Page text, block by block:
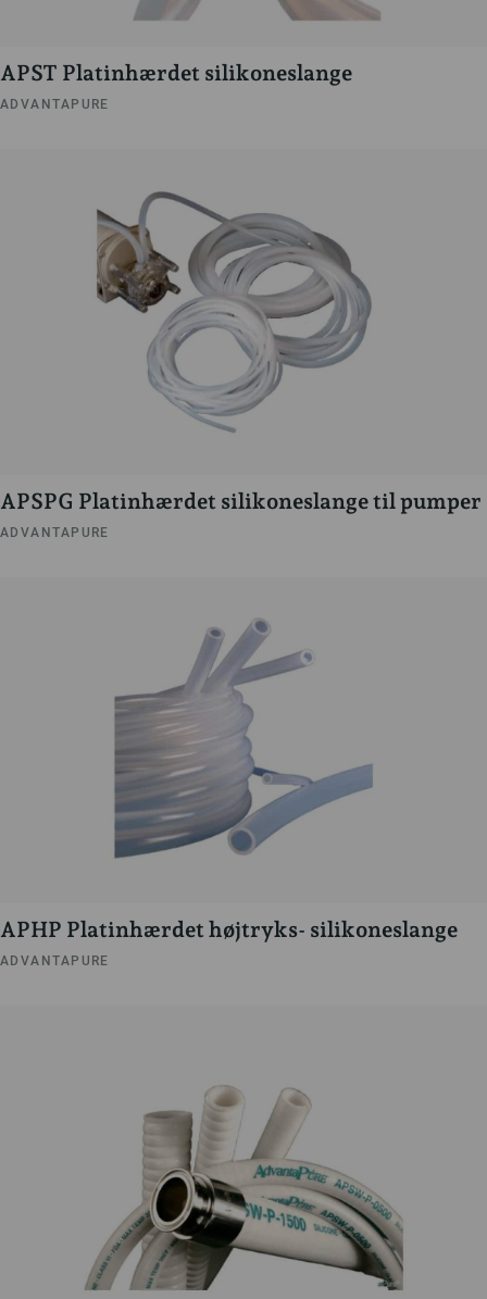
APST Platinhærdet silikoneslange
ADVANTAPURE
APSPG Platinhærdet silikoneslange til pumper
ADVANTAPURE
APHP Platinhærdet højtryks- silikoneslange
ADVANTAPURE